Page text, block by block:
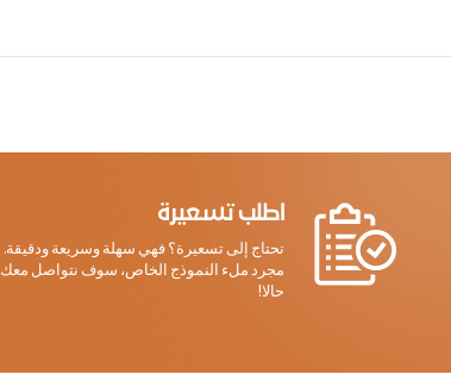
اطلب تسعيرة
تحتاج إلى تسعيرة؟ فهي سهلة وسريعة ودقيقة.
مجرد ملء النموذج الخاص، سوف نتواصل معك
حالا!